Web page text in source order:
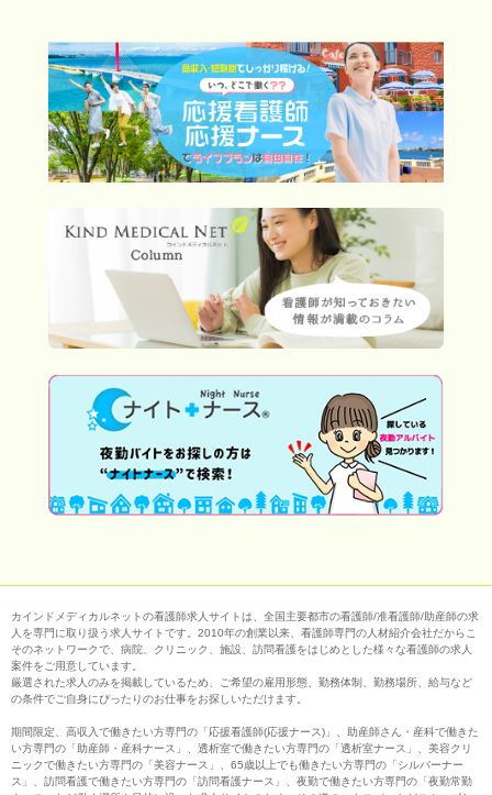
カインドメディカルネットの看護師求人サイトは、全国主要都市の看護師/准看護師/助産師の求
人を専門に取り扱う求人サイトです。2010年の創業以来、看護師専門の人材紹介会社だからこ
そのネットワークで、病院、クリニック、施設、訪問看護をはじめとした様々な看護師の求人
案件をご用意しています。
厳選された求人のみを掲載しているため、ご希望の雇用形態、勤務体制、勤務場所、給与など
の条件でご自身にぴったりのお仕事をお探しいただけます。
期間限定、高収入で働きたい方専門の「応援看護師(応援ナース)」、助産師さん・産科で働きた
い方専門の「助産師・産科ナース」、透析室で働きたい方専門の「透析室ナース」、美容クリ
ニックで働きたい方専門の「美容ナース」、65歳以上でも働きたい方専門の「シルバーナー
ス」、訪問看護で働きたい方専門の「訪問看護ナース」、夜勤で働きたい方専門の「夜勤常勤